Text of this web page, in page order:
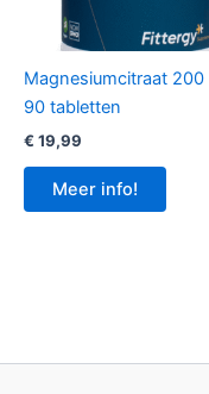
Magnesiumcitraat 200
90 tabletten
€ 19,99
Meer info!